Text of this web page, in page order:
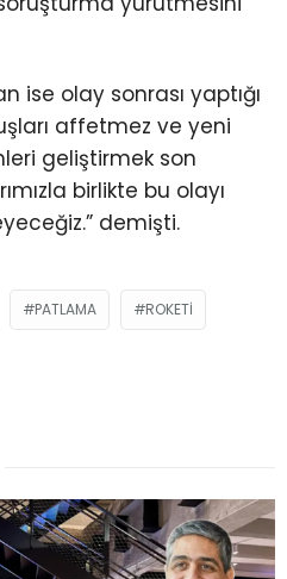
ise olay sonrası yaptığı
affetmez ve yeni
geliştirmek son
birlikte bu olayı
demişti.
PATLAMA ROKETI